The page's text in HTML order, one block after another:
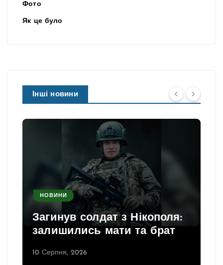
Фото
Як це було
Інші новини
НОВИНИ
Загинув солдат з Нікополя:
залишились мати та брат
10 Серпня, 2026